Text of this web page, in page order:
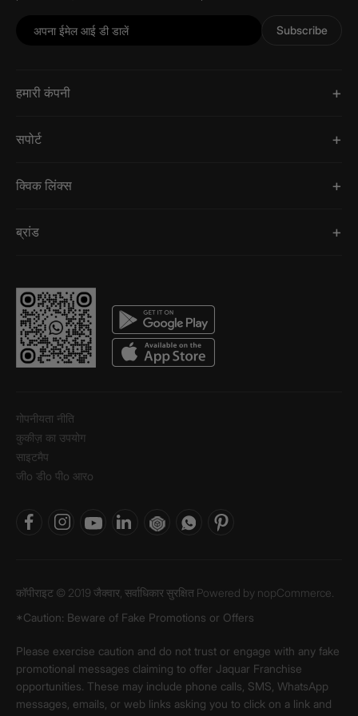
Subscribe
हमारी कंपनी
सपोर्ट
क्विक लिंक्स
ब्रांड
गोपनीयता नीति
कुकीज़ का उपयोग
साइटमैप
जीo डीo पीo आरo
कॉपीराइट © 2019 जैक्वार, सर्वाधिकार सुरक्षित Powered by nopCommerce.
*Caution: Beware of Fake Promotions or Offers
Please exercise caution and do not trust or engage with any fake
promotional messages claiming to offer Jaquar Franchise
opportunities. These may include phone calls, SMS, WhatsApp
messages, emails, or web links asking you to click on a link and